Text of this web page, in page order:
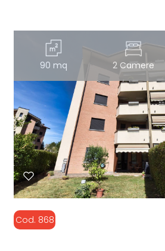
90 mq 2 Camere
Cod. 868